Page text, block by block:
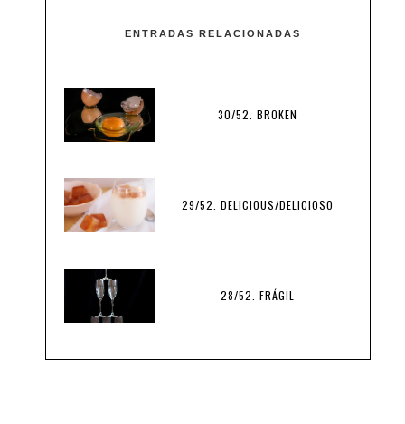
ENTRADAS RELACIONADAS
30/52. BROKEN
29/52. DELICIOUS/DELICIOSO
28/52. FRÁGIL